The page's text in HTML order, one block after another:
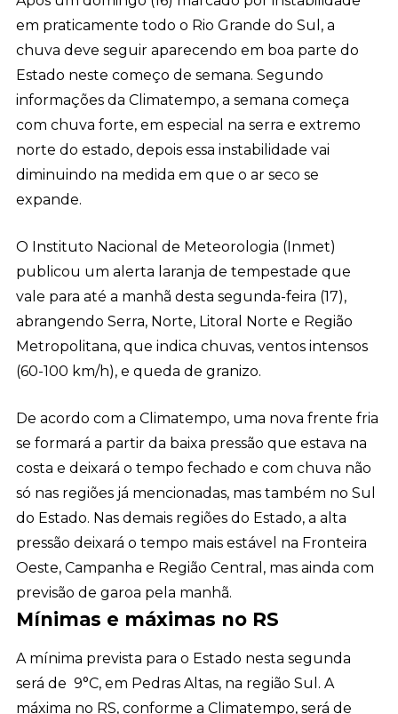
em praticamente todo o Rio Grande do Sul, a
chuva deve seguir aparecendo em boa parte do
Estado neste começo de semana. Segundo
informações da Climatempo, a semana começa
com chuva forte, em especial na serra e extremo
norte do estado, depois essa instabilidade vai
diminuindo na medida em que o ar seco se
expande.
O Instituto Nacional de Meteorologia (Inmet)
publicou um alerta laranja de tempestade que
vale para até a manhã desta segunda-feira (17),
abrangendo Serra, Norte, Litoral Norte e Região
Metropolitana, que indica chuvas, ventos intensos
(60-100 km/h), e queda de granizo.
De acordo com a Climatempo, uma nova frente fria
se formará a partir da baixa pressão que estava na
costa e deixará o tempo fechado e com chuva não
só nas regiões já mencionadas, mas também no Sul
do Estado. Nas demais regiões do Estado, a alta
pressão deixará o tempo mais estável na Fronteira
Oeste, Campanha e Região Central, mas ainda com
previsão de garoa pela manhã.
Mínimas e máximas no RS
A mínima prevista para o Estado nesta segunda
será de 9°C, em Pedras Altas, na região Sul. A
máxima no RS, conforme a Climatempo, será de